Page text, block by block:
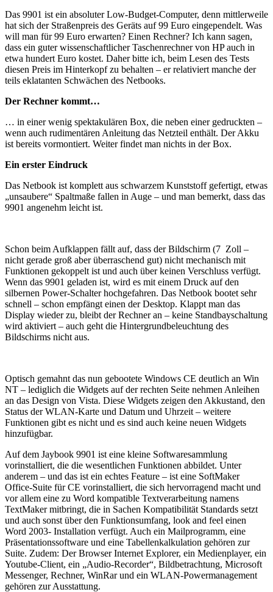
Das 9901 ist ein absoluter Low-Budget-Computer, denn mittlerweile
hat sich der Straßenpreis des Geräts auf 99 Euro eingependelt. Was
will man für 99 Euro erwarten? Einen Rechner? Ich kann sagen,
dass ein guter wissenschaftlicher Taschenrechner von HP auch in
etwa hundert Euro kostet. Daher bitte ich, beim Lesen des Tests
diesen Preis im Hinterkopf zu behalten – er relativiert manche der
teils eklatanten Schwächen des Netbooks.
Der Rechner kommt…
… in einer wenig spektakulären Box, die neben einer gedruckten –
wenn auch rudimentären Anleitung das Netzteil enthält. Der Akku
ist bereits vormontiert. Weiter findet man nichts in der Box.
Ein erster Eindruck
Das Netbook ist komplett aus schwarzem Kunststoff gefertigt, etwas
„unsaubere“ Spaltmaße fallen in Auge – und man bemerkt, dass das
9901 angenehm leicht ist.
Schon beim Aufklappen fällt auf, dass der Bildschirm (7 Zoll –
nicht gerade groß aber überraschend gut) nicht mechanisch mit
Funktionen gekoppelt ist und auch über keinen Verschluss verfügt.
Wenn das 9901 geladen ist, wird es mit einem Druck auf den
silbernen Power-Schalter hochgefahren. Das Netbook bootet sehr
schnell – schon empfängt einen der Desktop. Klappt man das
Display wieder zu, bleibt der Rechner an – keine Standbayschaltung
wird aktiviert – auch geht die Hintergrundbeleuchtung des
Bildschirms nicht aus.
Optisch gemahnt das nun gebootete Windows CE deutlich an Win
NT – lediglich die Widgets auf der rechten Seite nehmen Anleihen
an das Design von Vista. Diese Widgets zeigen den Akkustand, den
Status der WLAN-Karte und Datum und Uhrzeit – weitere
Funktionen gibt es nicht und es sind auch keine neuen Widgets
hinzufügbar.
Auf dem Jaybook 9901 ist eine kleine Softwaresammlung
vorinstalliert, die die wesentlichen Funktionen abbildet. Unter
anderem – und das ist ein echtes Feature – ist eine SoftMaker
Office-Suite für CE vorinstalliert, die sich hervorragend macht und
vor allem eine zu Word kompatible Textverarbeitung namens
TextMaker mitbringt, die in Sachen Kompatibilität Standards setzt
und auch sonst über den Funktionsumfang, look and feel einen
Word 2003- Installation verfügt. Auch ein Mailprogramm, eine
Präsentationssoftware und eine Tabellenkalkulation gehören zur
Suite. Zudem: Der Browser Internet Explorer, ein Medienplayer, ein
Youtube-Client, ein „Audio-Recorder“, Bildbetrachtung, Microsoft
Messenger, Rechner, WinRar und ein WLAN-Powermanagement
gehören zur Ausstattung.